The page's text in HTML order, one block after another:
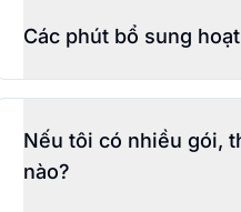
Các phút bổ sung
Nếu tôi có nhiều gói,
nào?